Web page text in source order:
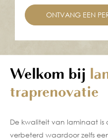
ONTVANG EEN
Welkom bij
traprenovatie
De kwaliteit van laminaat is
verbeterd waardoor zelfs